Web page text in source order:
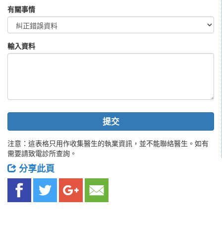
有關事情
輸入資料
提交
注意：這表格只用作收集醫生的執業資訊，並不能聯絡醫生。如有
需要請致電診所查詢。
分享此頁